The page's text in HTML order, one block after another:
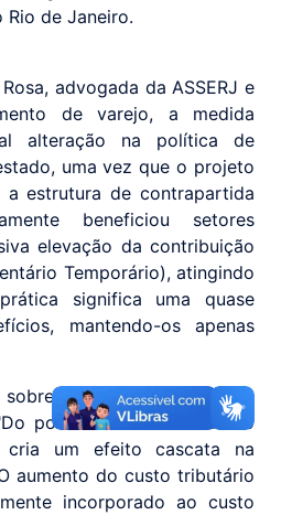
de Janeiro.
advogada da ASSERJ e
de varejo, a medida
alteração na política de
uma vez que o projeto
a estrutura de contrapartida
beneficiou setores
elevação da contribuição
Temporário), atingindo
significa uma quase
mantendo-os apenas
os efeitos em cascata
ponto de vista do direito
cria um efeito cascata na
aumento do custo tributário
incorporado ao custo